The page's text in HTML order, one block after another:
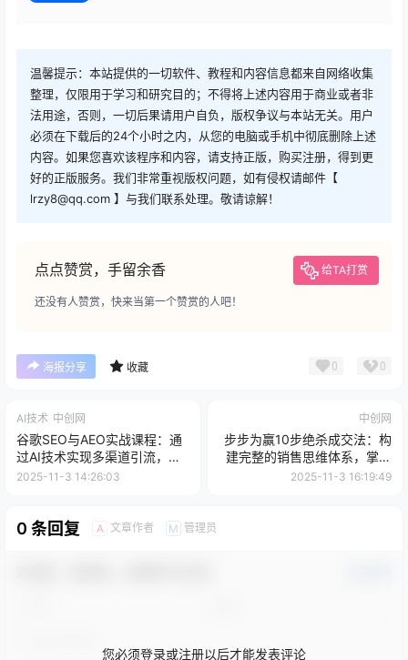
温馨提示：本站提供的一切软件、教程和内容信息都来自网络收集
整理，仅限用于学习和研究目的；不得将上述内容用于商业或者非
法用途，否则，一切后果请用户自负，版权争议与本站无关。用户
必须在下载后的24个小时之内，从您的电脑或手机中彻底删除上述
内容。如果您喜欢该程序和内容，请支持正版，购买注册，得到更
好的正版服务。我们非常重视版权问题，如有侵权请邮件【
lrzy8@qq.com 】与我们联系处理。敬请谅解！
点点赞赏，手留余香 给TA打赏
还没有人赞赏，快来当第一个赞赏的人吧！
海报分享 收藏 0 0
AI技术 中创网
谷歌SEO与AEO实战课程：通
过AI技术实现多渠道引流，实
现网站流量增长300%
2025-11-3 14:26:03
中创网
步步为赢10步绝杀成交法：构
建完整的销售思维体系，掌握
高效成交核心心法
2025-11-3 16:19:49
0 条回复 A 文章作者 M 管理员
您必须登录或注册以后才能发表评论